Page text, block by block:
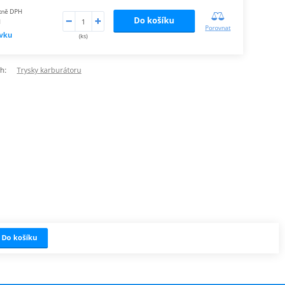
DPH
(ks)
Do košíku
Porovnat
Trysky karburátoru
Do košíku